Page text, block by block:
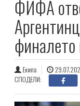
ФИФА
Екипа
СПОДЕЛИ: